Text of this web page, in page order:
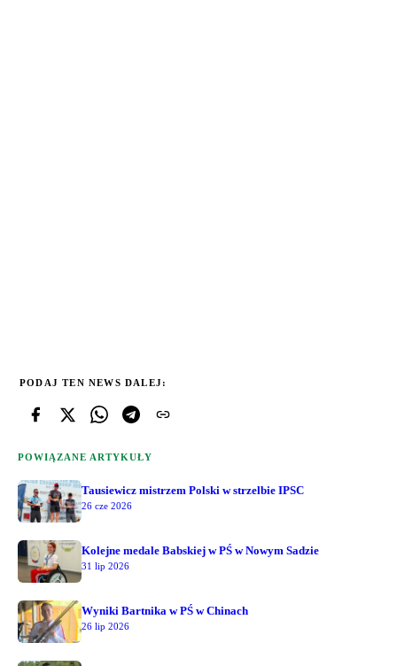
PODAJ TEN NEWS DALEJ:
POWIĄZANE ARTYKUŁY
Tausiewicz mistrzem Polski w strzelbie IPSC
26 cze 2026
Kolejne medale Babskiej w PŚ w Nowym Sadzie
31 lip 2026
Wyniki Bartnika w PŚ w Chinach
26 lip 2026